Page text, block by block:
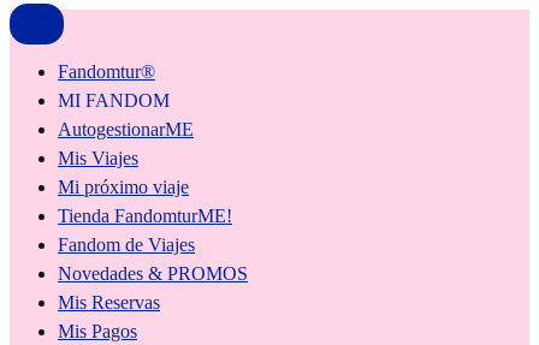
Fandomtur®
MI FANDOM
AutogestionarME
Mis Viajes
Mi próximo viaje
Tienda FandomturME!
Fandom de Viajes
Novedades & PROMOS
Mis Reservas
Mis Pagos